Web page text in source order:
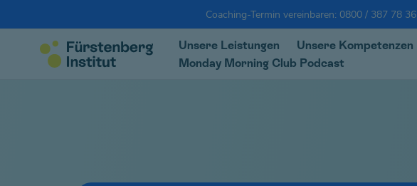
Coaching-Termin vereinbaren: 0800 / 387 78 36
Unsere Leistungen Unsere Kompetenzen
Monday Morning Club Podcast